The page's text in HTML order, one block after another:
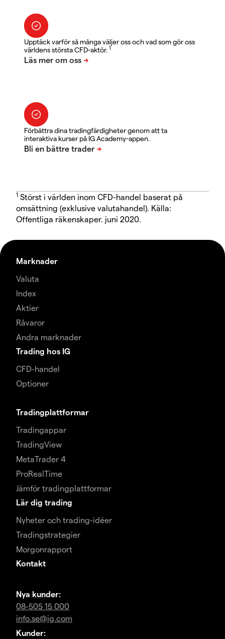
Upptäck varför så många väljer oss och vad som gör oss
världens största CFD-aktör. 1
Förbättra dina tradingfärdigheter genom att ta
interaktiva kurser på IG Academy-appen.
1 Störst i världen inom CFD-handel baserat på
omsättning (exklusive valutahandel). Källa:
Offentliga räkenskaper. juni 2020.
Marknader
Valuta
Index
Aktier
Råvaror
Andra marknader
Trading hos IG
CFD-handel
Optioner
Tradingplattformar
Tradingappar
TradingView
MetaTrader 4
ProRealTime
Jämför tradingplattformar
Lär dig trading
Nyheter och trading-idéer
Tradingstrategier
Morgonrapport
Kontakt
Nya kunder:
08-505 15 000
info.se@ig.com
Kunder: